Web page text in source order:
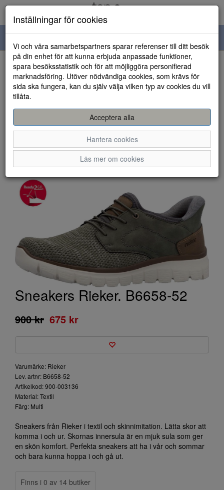
navigation
HEM
Sneakers Rieker. B6658-52
900 kr 675 kr
Varumärke: Rieker
Lev. artnr: B6658-52
Artikelkod: 900-003136
Material: Textil
Färg: Multi
Sneakers från Rieker i textil och skinnimitation. Lätta skor att
komma i och ur. Skornas innersula är en mjuk sula som ger
en skön komfort. Perfekta sneakers att ha i vår och sommar
och bara kunna hoppa i och gå ut.
Finns i 0 av 14 butiker
Inställningar för cookies
Vi och våra samarbetspartners sparar referenser till ditt besök
på din enhet för att kunna erbjuda anpassade funktioner,
spara besöksstatistik och för att möjliggöra personifierad
marknadsföring. Utöver nödvändiga cookies, som krävs för
sida ska fungera, kan du själv välja vilken typ av cookies du vill
tillåta.
Acceptera alla
Hantera cookies
Läs mer om cookies